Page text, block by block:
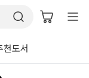
천도서